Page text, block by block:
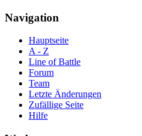
Navigation
Hauptseite
A - Z
Line of Battle
Forum
Team
Letzte Änderungen
Zufällige Seite
Hilfe